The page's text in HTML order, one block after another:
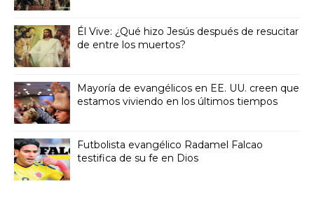
Él Vive: ¿Qué hizo Jesús después de resucitar
de entre los muertos?
Mayoría de evangélicos en EE. UU. creen que
estamos viviendo en los últimos tiempos
Futbolista evangélico Radamel Falcao
testifica de su fe en Dios